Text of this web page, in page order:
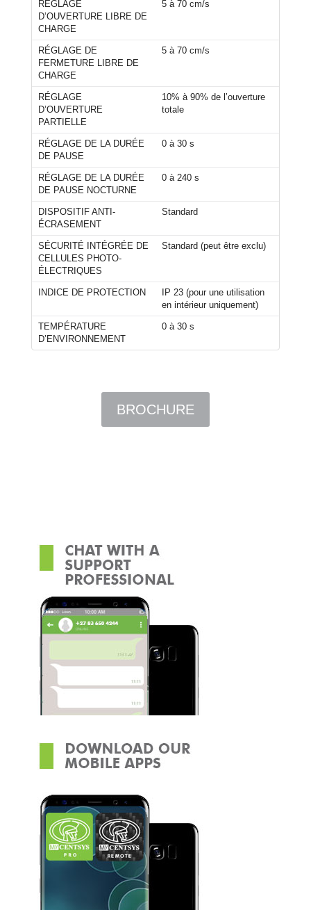
RÉGLAGE
D’OUVERTURE LIBRE DE
CHARGE
5 à 70 cm/s
RÉGLAGE DE
FERMETURE LIBRE DE
CHARGE
5 à 70 cm/s
RÉGLAGE
D’OUVERTURE
PARTIELLE
10% à 90% de l’ouverture
totale
RÉGLAGE DE LA DURÉE
DE PAUSE
0 à 30 s
RÉGLAGE DE LA DURÉE
DE PAUSE NOCTURNE
0 à 240 s
DISPOSITIF ANTI-
ÉCRASEMENT
Standard
SÉCURITÉ INTÉGRÉE DE
CELLULES PHOTO-
ÉLECTRIQUES
Standard (peut être exclu)
INDICE DE PROTECTION
IP 23 (pour une utilisation
en intérieur uniquement)
TEMPÉRATURE
D’ENVIRONNEMENT
0 à 30 s
BROCHURE